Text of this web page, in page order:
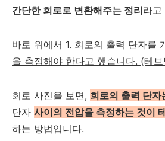
간단한 회로로 변환해주는 정리라고
바로 위에서 1. 회로의 출력 단자를
을 측정해야 한다고 했습니다. (테
회로 사진을 보면, 회로의 출력 단자
단자 사이의 전압을 측정하는 것이
하는 방법입니다.